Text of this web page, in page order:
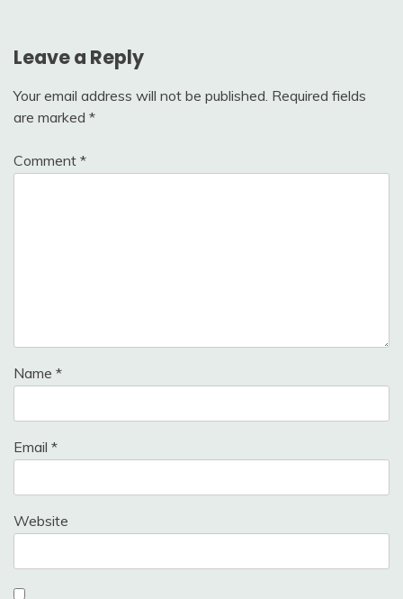
Leave a Reply
Your email address will not be published. Required fields
are marked *
Comment *
Name *
Email *
Website